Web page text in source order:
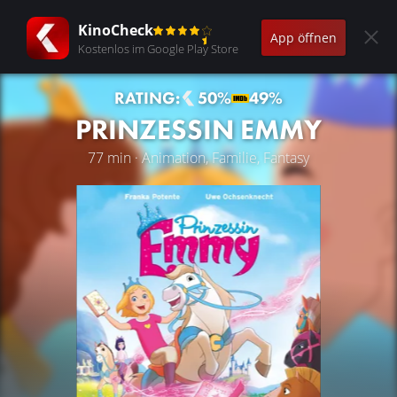
KinoCheck
Kostenlos im Google Play Store
App öffnen
RATING: 50% 49%
PRINZESSIN EMMY
77 min · Animation, Familie, Fantasy